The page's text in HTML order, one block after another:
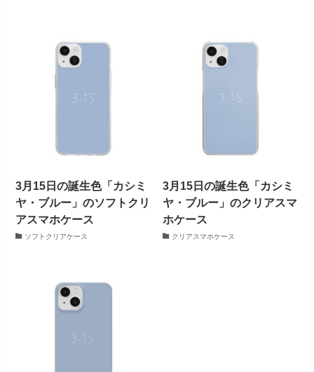
3月15日の誕生色「カシミ
ヤ・ブルー」のソフトクリ
アスマホケース
ソフトクリアケース
3月15日の誕生色「カシミ
ヤ・ブルー」のクリアスマ
ホケース
クリアスマホケース